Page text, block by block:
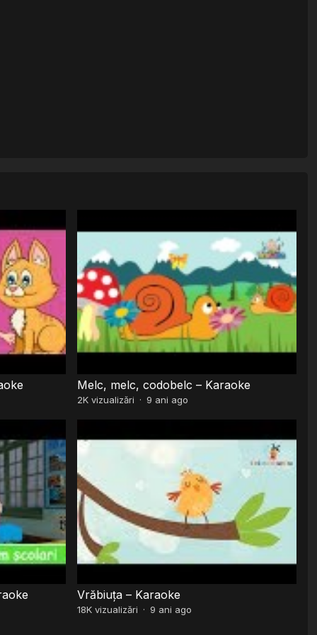
Melc, melc, codobelc – Karaoke
2K vizualizări · 9 ani ago
Vrăbiuța – Karaoke
18K vizualizări · 9 ani ago